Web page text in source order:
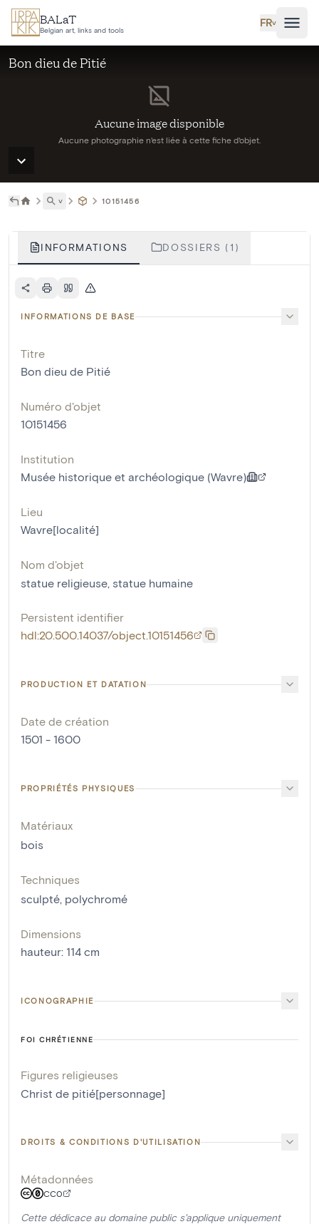
Aller au contenu principal
BALaT
Belgian art, links and tools
FR˅
Aucune image disponible
Aucune photographie n'est liée à cette fiche d'objet.
Bon dieu de Pitié
˅ 10151456
INFORMATIONS DOSSIERS (1)
INFORMATIONS DE BASE
Titre
Bon dieu de Pitié
Numéro d'objet
10151456
Institution
Musée historique et archéologique (Wavre)
Lieu
Wavre[localité]
Nom d'objet
statue religieuse, statue humaine
Persistent identifier
hdl:20.500.14037/object.10151456
PRODUCTION ET DATATION
Date de création
1501 - 1600
PROPRIÉTÉS PHYSIQUES
Matériaux
bois
Techniques
sculpté, polychromé
Dimensions
hauteur: 114 cm
ICONOGRAPHIE
FOI CHRÉTIENNE
Figures religieuses
Christ de pitié[personnage]
DROITS & CONDITIONS D'UTILISATION
Métadonnées
CC0
Cette dédicace au domaine public s'applique uniquement